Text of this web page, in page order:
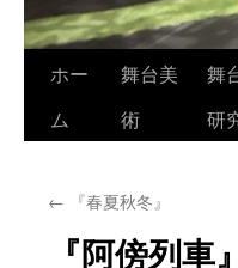
ン
ホー
ム
舞台美
術
舞
研
← 『春夏秋冬』
『阿傍列